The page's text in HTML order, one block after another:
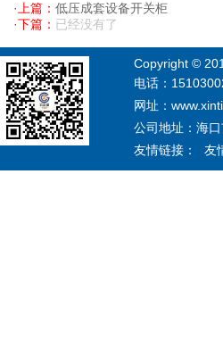
·上篇： 低压成套设备开关柜
·下篇： 已经没有了
Copyright ©
电话：
网址：
公司地址：海
友情链接：
友